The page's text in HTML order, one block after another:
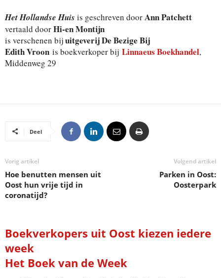
Het Hollandse Huis is geschreven doorAnn Patchett
vertaald doorHi-en Montijn
is verschenen bijuitgeverij De Bezige Bij
Edith Vroon is boekverkoper bij Linnaeus Boekhandel,
Middenweg 29
Deel
Vorig artikel
Hoe benutten mensen uit
Oost hun vrije tijd in
coronatijd?
Volgend artikel
Parken in Oost:
Oosterpark
Boekverkopers uit Oost kiezen iedere
week
Het Boek van de Week